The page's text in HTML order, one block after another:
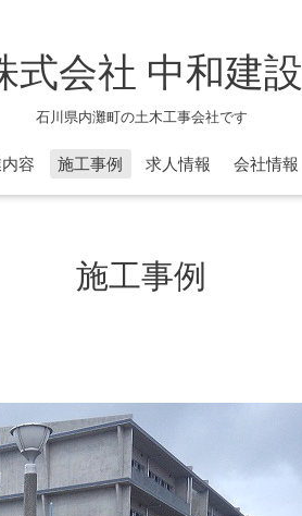
式会社 中和建設
石川県内灘町の土木工事会社です
容 施工事例 求人情報 会社情報
施工事例